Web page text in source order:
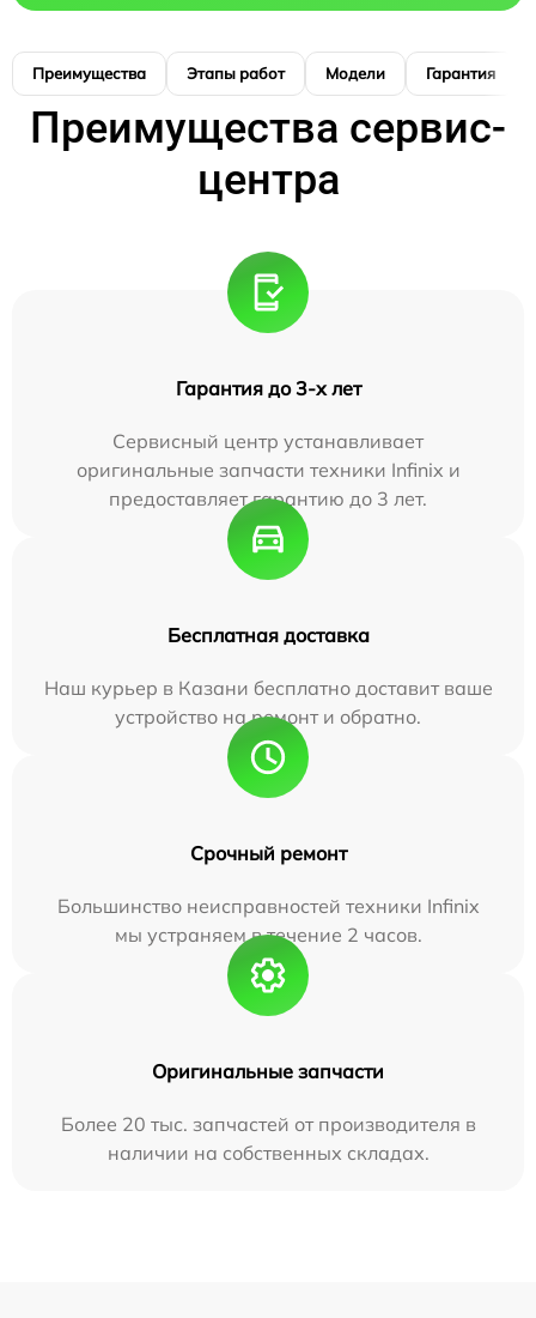
Преимущества Этапы работ Модели Гарантия
Преимущества сервис-
центра
Гарантия до 3-х лет
Сервисный центр устанавливает
оригинальные запчасти техники Infinix и
предоставляет гарантию до 3 лет.
Бесплатная доставка
Наш курьер в Казани бесплатно доставит ваше
устройство на ремонт и обратно.
Срочный ремонт
Большинство неисправностей техники Infinix
мы устраняем в течение 2 часов.
Оригинальные запчасти
Более 20 тыс. запчастей от производителя в
наличии на собственных складах.